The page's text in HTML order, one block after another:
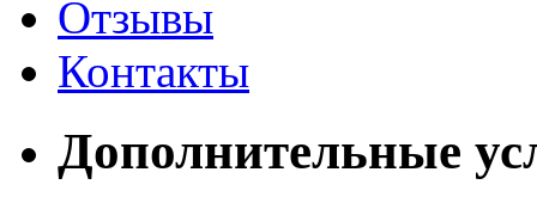
Отзывы
Контакты
Дополнительные